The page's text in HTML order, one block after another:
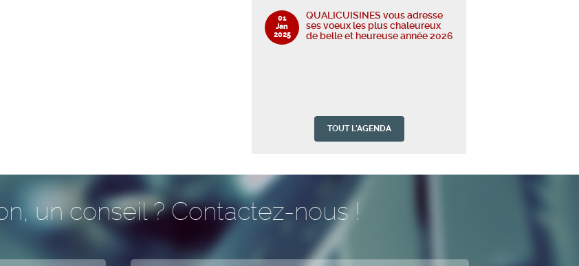
01
Jan
2025
QUALICUISINES vous adresse
ses voeux les plus chaleureux
de belle et heureuse année 2026
TOUT L'AGENDA
un conseil ? Contactez-nous !